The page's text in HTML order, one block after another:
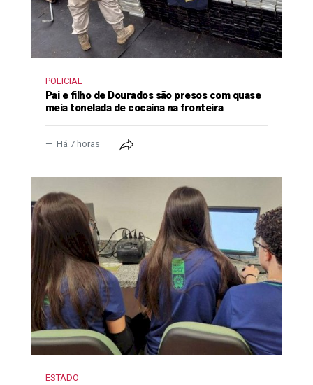
POLICIAL
Pai e filho de Dourados são presos com quase
meia tonelada de cocaína na fronteira
Há 7 horas
ESTADO